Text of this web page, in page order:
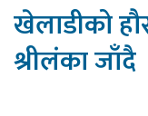
खेलाडीको
श्रीलंका जाँदै